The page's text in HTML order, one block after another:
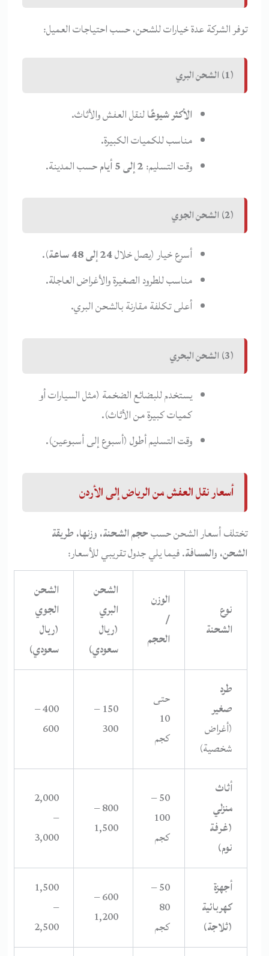
توفر الشركة عدة خيارات للشحن، حسب احتياجات العميل:
(1) الشحن البري
الأكثر شيوعًالنقل العفش والأثاث.
مناسب للكميات الكبيرة.
وقت التسليم:2 إلى 5 أيام حسب المدينة.
(2) الشحن الجوي
أسرع خيار (يصل خلال24 إلى 48 ساعة
).
مناسب للطرود الصغيرة والأغراض العاجلة.
أعلى تكلفة مقارنة بالشحن البري.
(3) الشحن البحري
يستخدم للبضائع الضخمة (مثل السيارات أو
كميات كبيرة من الأثاث).
وقت التسليم أطول (أسبوع إلى أسبوعين).
أسعار نقل العفش من الرياض إلى الأردن
تختلف أسعار الشحن حسبحجم الشحنة، وزنها، طريقة
الشحن، والمسافة. فيما يلي جدول تقريبي للأسعار:
نوع
الشحنة
الوزن
/
الحجم
الشحن
البري
(ريال
سعودي)
الشحن
الجوي
(ريال
سعودي)
طرد
صغير
(أغراض
شخصية)
حتى
10
كجم
150 –
300
400 –
600
أثاث
منزلي
(غرفة
نوم)
50 –
100
كجم
800 –
1,500
2,000
–
3,000
أجهزة
كهربائية
(ثلاجة)
50 –
80
كجم
600 –
1,200
1,500
–
2,500